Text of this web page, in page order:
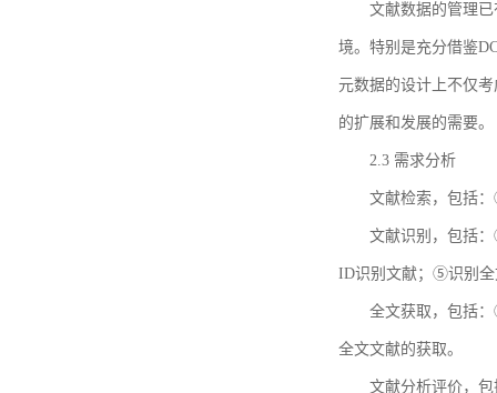
文献数据的管理
境。特别是充分借鉴
元数据的设计上不仅
的扩展和发展的需要。
2.3 需求分析
文献检索，包括
文献识别，包括
ID识别文献；⑤识别全
全文获取，包括
全文文献的获取。
文献分析评价，